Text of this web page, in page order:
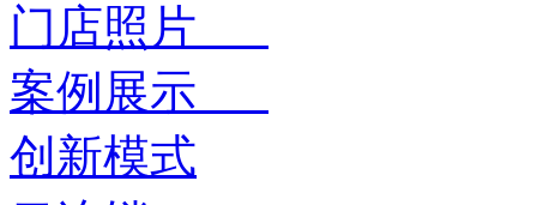
门店照片
案例展示
创新模式